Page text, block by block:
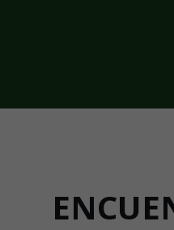
Skip to main content